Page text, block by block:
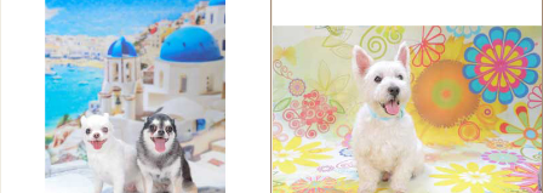
撮影会スケジュール
How to order
Q&A
About